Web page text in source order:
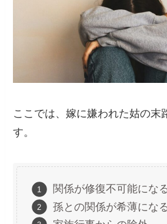
ここでは、嫁に嫌われた姑の末
す。
関係が修復不可能にな
孫との関係が希薄にな